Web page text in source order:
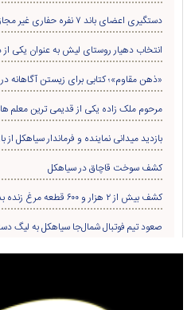
دستگیری اعضای باند ۷ نفره حفاری غير مجاز درسیاهکل
انتخاب دهیار روستای لیش به عنوان یکی از
«ذهن مقاوم»؛ کتابی برای زیستن آگاهانه
مرحوم ملک زاده یکی از قدیمی ترین معلم
بازدید میدانی نماینده و فرماندار سیاهکل از
کشف سوخت قاچاق در سياهکل
کشف بیش از ۲ هزار و ۶۰۰ قطعه مرغ زنده بدون مجوز در سیاهکل
صعود تیم فوتبال شمال‌جا‌ سیاهکل به لیگ